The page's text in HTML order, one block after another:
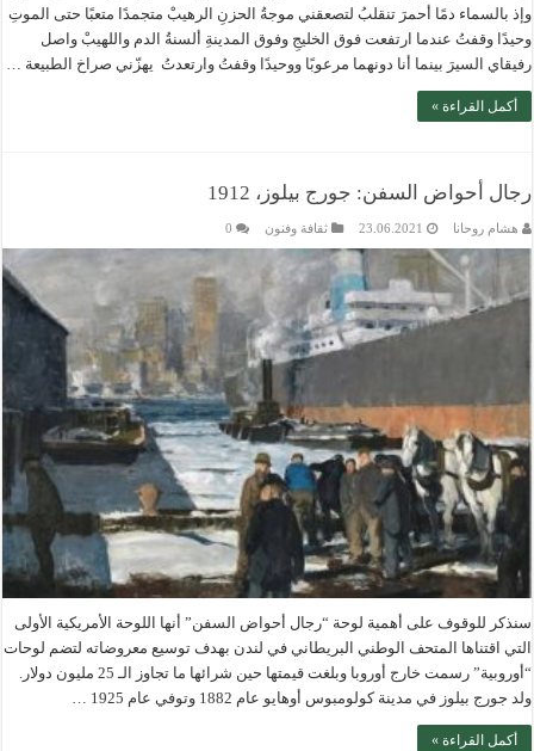
وإذ بالسماء دمًا أحمرَ تنقلبُ لتصعقني موجةُ الحزنِ الرهيبْ متجمدًا متعبًا حتى الموتِ
وحيدًا وقفتُ عندما ارتفعت فوق الخليجِ وفوق المدينةِ ألسنةُ الدم واللهيبْ واصل
رفيقاي السيرَ بينما أنا دونهما مرعوبًا ووحيدًا وقفتُ وارتعدتُ يهزّني صراخ الطبيعة …
أكمل القراءة »
رجال أحواض السفن: جورج بيلوز، 1912
هشام روحانا 23.06.2021 ثقافة وفنون 0
سنذكر للوقوف على أهمية لوحة “رجال أحواض السفن” أنها اللوحة الأمريكية الأولى
التي اقتناها المتحف الوطني البريطاني في لندن بهدف توسيع معروضاته لتضم لوحات
“أوروبية” رسمت خارج أوروبا وبلغت قيمتها حين شرائها ما تجاوز الـ 25 مليون دولار.
ولد جورج بيلوز في مدينة كولومبوس أوهايو عام 1882 وتوفي عام 1925 …
أكمل القراءة »